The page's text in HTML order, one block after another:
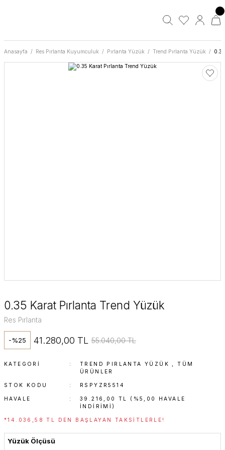
Anasayfa Res Pırlanta Kuyumculuk Pırlanta Yüzük Trend Pırlanta Yüzük
0.35 Karat Pırlanta Trend Yüzük
Res Pırlanta
-%25 41.280,00 TL 55.040,00 TL
KATEGORI TREND PIRLANTA YÜZÜK ,TÜM
ÜRÜNLER
STOK KODU RSPYZR5514
HAVALE
39.216,00 TL (%5,00 HAVALE
INDIRIMI)
*14.036,58 TL DEN BAŞLAYAN TAKSITLERLE!
Yüzük Ölçüsü